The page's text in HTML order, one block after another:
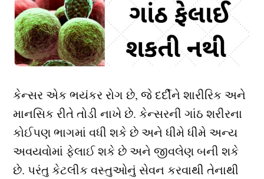
કેન્સર એક ભયંકર રોગ છે, જે દર્દીને શારીરિક અને
માનસિક રીતે તોડી નાખે છે. કેન્સરની ગાંઠ શરીરના
કોઈપણ ભાગમાં વધી શકે છે અને ધીમે ધીમે અન્ય
અવયવોમાં ફેલાઈ શકે છે અને જીવલેણ બની શકે
છે. પરંતુ કેટલીક વસ્તુઓનું સેવન કરવાથી તેનાથી